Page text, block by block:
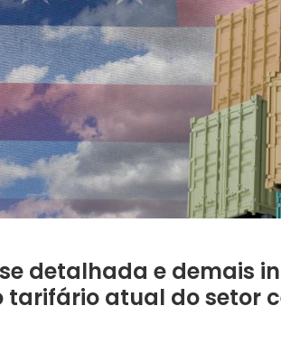
detalhada e demais
tarifário atual do setor